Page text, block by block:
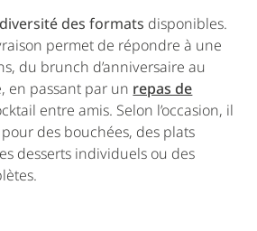
diversité des formats disponibles.
permet de répondre à une
du brunch d’anniversaire au
en passant par un repas de
entre amis. Selon l’occasion, il
pour des bouchées, des plats
desserts individuels ou des